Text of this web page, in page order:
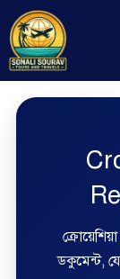
ডকুমেন্ট,